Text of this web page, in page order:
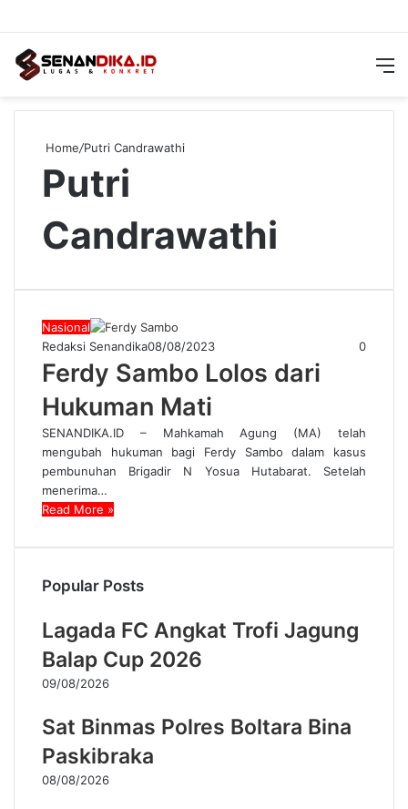
Search
Home/Putri Candrawathi
Putri
Candrawathi
Nasional
Redaksi Senandika08/08/2023 0
Ferdy Sambo Lolos dari
Hukuman Mati
SENANDIKA.ID – Mahkamah Agung (MA) telah
mengubah hukuman bagi Ferdy Sambo dalam kasus
pembunuhan Brigadir N Yosua Hutabarat. Setelah
menerima…
Read More »
Popular Posts
Lagada FC Angkat Trofi Jagung
Balap Cup 2026
09/08/2026
Sat Binmas Polres Boltara Bina
Paskibraka
08/08/2026